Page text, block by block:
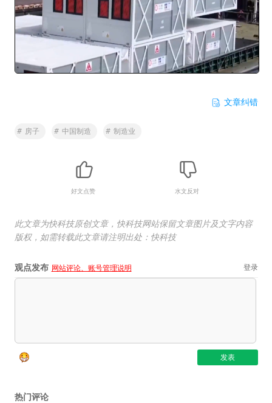
文章纠错
# 房子 # 中国制造 # 制造业
好文点赞 水文反对
此文章为快科技原创文章，快科技网站保留文章图片及文字内容
版权，如需转载此文章请注明出处：快科技
观点发布 网站评论、账号管理说明 登录
热门评论